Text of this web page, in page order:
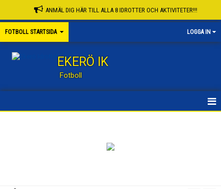
ANMÄL DIG HÄR TILL ALLA 8 IDROTTER OCH AKTIVITETER!!!
FOTBOLL STARTSIDA LOGGA IN
EKERÖ IK
Fotboll